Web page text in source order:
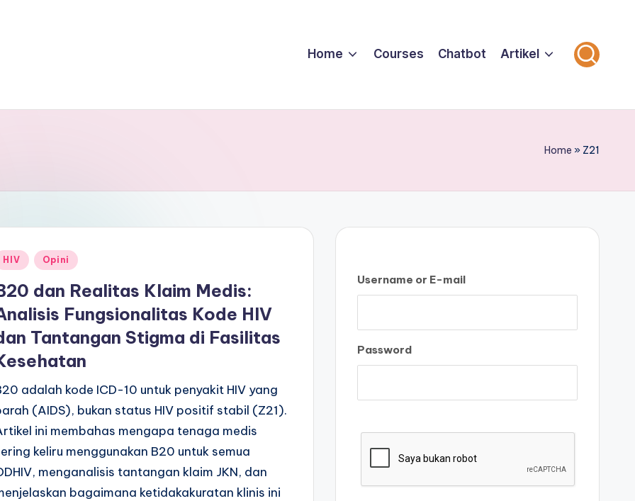
Home Courses Chatbot Artikel
Home » Z21
HIV Opini
dan Realitas Klaim Medis:
Fungsionalitas Kode HIV
Tantangan Stigma di Fasilitas
adalah kode ICD-10 untuk penyakit HIV yang
(AIDS), bukan status HIV positif stabil (Z21).
ini membahas mengapa tenaga medis
keliru menggunakan B20 untuk semua
menganalisis tantangan klaim JKN, dan
bagaimana ketidakakuratan klinis ini
Username or E-mail
Password